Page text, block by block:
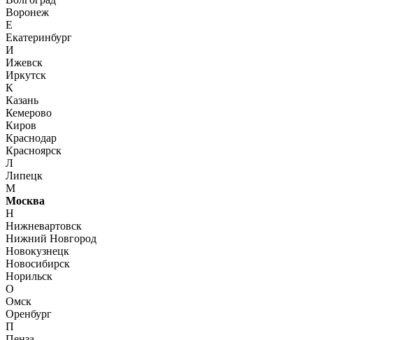
Воронеж
Е
Екатеринбург
И
Ижевск
Иркутск
К
Казань
Кемерово
Киров
Краснодар
Красноярск
Л
Липецк
М
Москва
Н
Нижневартовск
Нижний Новгород
Новокузнецк
Новосибирск
Норильск
О
Омск
Оренбург
П